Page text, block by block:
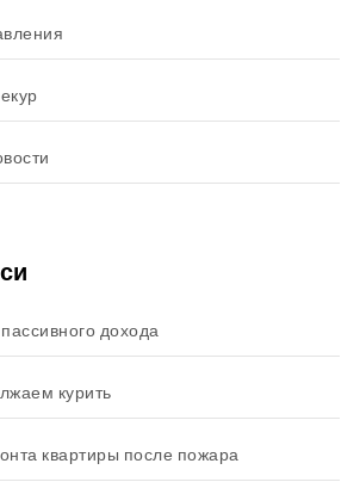
дохода
курить
квартиры после пожара